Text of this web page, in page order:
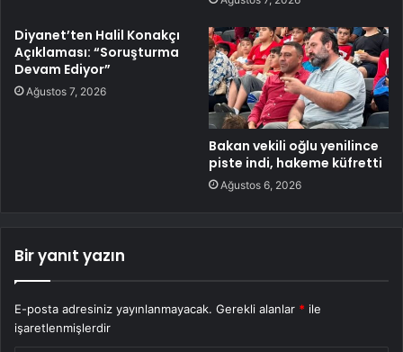
Diyanet’ten Halil Konakçı
Açıklaması: “Soruşturma
Devam Ediyor”
Ağustos 7, 2026
Bakan vekili oğlu yenilince
piste indi, hakeme küfretti
Ağustos 6, 2026
Bir yanıt yazın
E-posta adresiniz yayınlanmayacak. Gerekli alanlar * ile
işaretlenmişlerdir